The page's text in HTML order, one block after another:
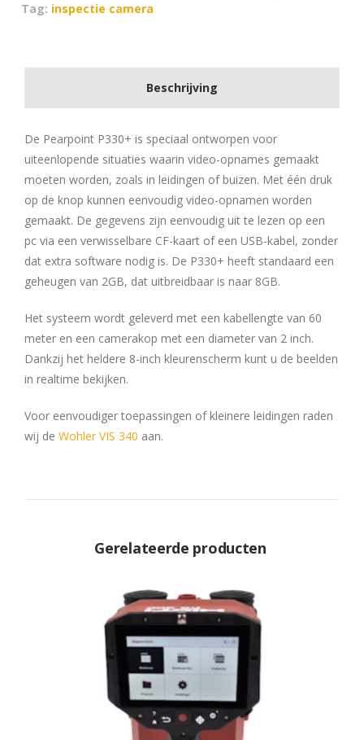
Tag: inspectie camera
Beschrijving
De Pearpoint P330+ is speciaal ontworpen voor
uiteenlopende situaties waarin video-opnames gemaakt
moeten worden, zoals in leidingen of buizen. Met één druk
op de knop kunnen eenvoudig video-opnamen worden
gemaakt. De gegevens zijn eenvoudig uit te lezen op een
pc via een verwisselbare CF-kaart of een USB-kabel, zonder
dat extra software nodig is. De P330+ heeft standaard een
geheugen van 2GB, dat uitbreidbaar is naar 8GB.
Het systeem wordt geleverd met een kabellengte van 60
meter en een camerakop met een diameter van 2 inch.
Dankzij het heldere 8-inch kleurenscherm kunt u de beelden
in realtime bekijken.
Voor eenvoudiger toepassingen of kleinere leidingen raden
wij de Wohler VIS 340 aan.
Gerelateerde producten